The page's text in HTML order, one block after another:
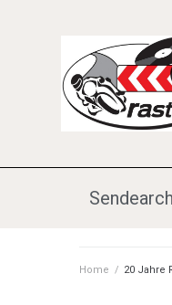
Home / 20 Jahre